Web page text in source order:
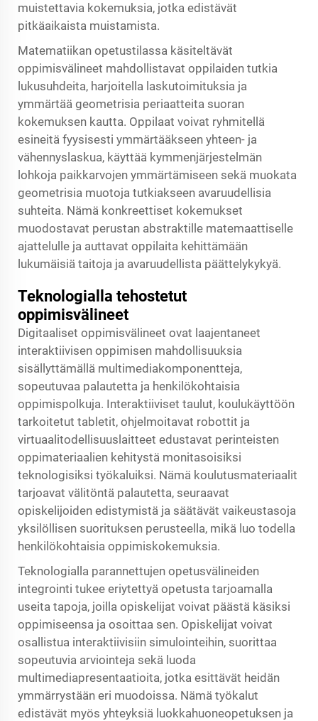
muistettavia kokemuksia, jotka edistävät
pitkäaikaista muistamista.
Matematiikan opetustilassa käsiteltävät
oppimisvälineet mahdollistavat oppilaiden tutkia
lukusuhdeita, harjoitella laskutoimituksia ja
ymmärtää geometrisia periaatteita suoran
kokemuksen kautta. Oppilaat voivat ryhmitellä
esineitä fyysisesti ymmärtääkseen yhteen- ja
vähennyslaskua, käyttää kymmenjärjestelmän
lohkoja paikkarvojen ymmärtämiseen sekä muokata
geometrisia muotoja tutkiakseen avaruudellisia
suhteita. Nämä konkreettiset kokemukset
muodostavat perustan abstraktille matemaattiselle
ajattelulle ja auttavat oppilaita kehittämään
lukumäisiä taitoja ja avaruudellista päättelykykyä.
Teknologialla tehostetut
oppimisvälineet
Digitaaliset oppimisvälineet ovat laajentaneet
interaktiivisen oppimisen mahdollisuuksia
sisällyttämällä multimediakomponentteja,
sopeutuvaa palautetta ja henkilökohtaisia
oppimispolkuja. Interaktiiviset taulut, koulukäyttöön
tarkoitetut tabletit, ohjelmoitavat robottit ja
virtuaalitodellisuuslaitteet edustavat perinteisten
oppimateriaalien kehitystä monitasoisiksi
teknologisiksi työkaluiksi. Nämä koulutusmateriaalit
tarjoavat välitöntä palautetta, seuraavat
opiskelijoiden edistymistä ja säätävät vaikeustasoja
yksilöllisen suorituksen perusteella, mikä luo todella
henkilökohtaisia oppimiskokemuksia.
Teknologialla parannettujen opetusvälineiden
integrointi tukee eriytettyä opetusta tarjoamalla
useita tapoja, joilla opiskelijat voivat päästä käsiksi
oppimiseensa ja osoittaa sen. Opiskelijat voivat
osallistua interaktiivisiin simulointeihin, suorittaa
sopeutuvia arviointeja sekä luoda
multimediapresentaatioita, jotka esittävät heidän
ymmärrystään eri muodoissa. Nämä työkalut
edistävät myös yhteyksiä luokkahuoneopetuksen ja